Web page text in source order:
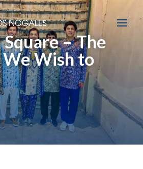
– The
Wish to